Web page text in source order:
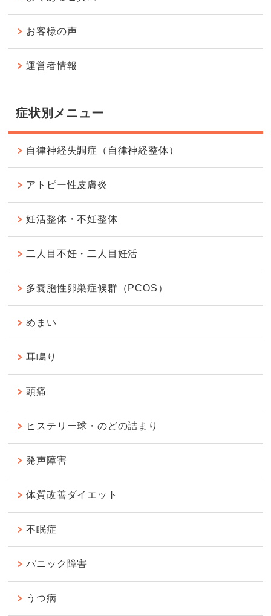
お客様の声
運営者情報
症状別メニュー
自律神経失調症（自律神経整体）
アトピー性皮膚炎
妊活整体・不妊整体
二人目不妊・二人目妊活
多嚢胞性卵巣症候群（PCOS）
めまい
耳鳴り
頭痛
ヒステリー球・のどの詰まり
発声障害
体質改善ダイエット
不眠症
パニック障害
うつ病